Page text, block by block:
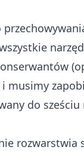
musimy
do
rozwarstwia